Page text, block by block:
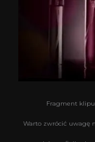
Fragment
Warto zwrócić uwagę